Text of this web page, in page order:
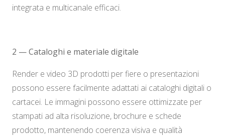
integrata e multicanale efficaci.
2 — Cataloghi e materiale digitale
Render e video 3D prodotti per fiere o presentazioni
possono essere facilmente adattati ai cataloghi digitali o
cartacei. Le immagini possono essere ottimizzate per
stampati ad alta risoluzione, brochure e schede
prodotto, mantenendo coerenza visiva e qualità